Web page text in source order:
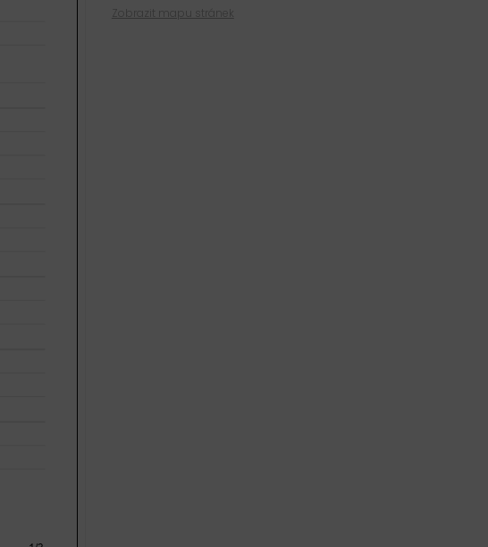
Zobrazit mapu stránek